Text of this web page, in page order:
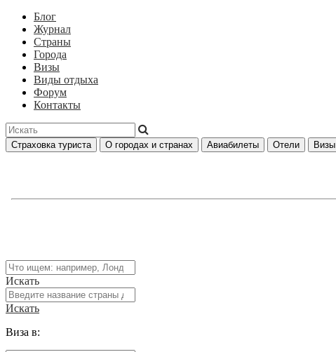
Блог
Журнал
Страны
Города
Визы
Виды отдыха
Форум
Контакты
Страховка туриста О городах и странах Авиабилеты Отели Визы
Искать
Искать
Виза в: